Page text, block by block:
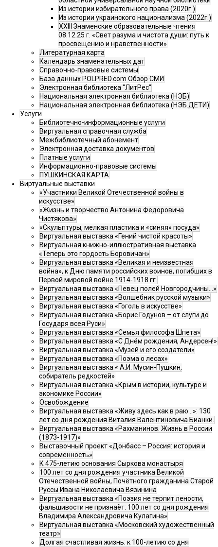
Из истории избирательного права (2020г.)
Из истории украинского национализма (2022г.)
XXIII Знаменские образовательные чтения
08.12.25 г. «Свет разума и чистота души: путь к
просвещению и нравственности»
Литературная карта
Календарь знаменательных дат
Справочно-правовые системы
База данных POLPRED.com Обзор СМИ
Электронная библиотека "ЛитРес"
Национальная электронная библиотека (НЭБ)
Национальная электронная библиотека (НЭБ.ДЕТИ)
Услуги
Библиотечно-информационные услуги
Виртуальная справочная служба
Межбиблиотечный абонемент
Электронная доставка документов
Платные услуги
Информационно-правовые системы
ПУШКИНСКАЯ КАРТА
Виртуальные выставки
«Участники Великой Отечественной войны в
искусстве»
«Жизнь и творчество Антонина Федоровича
Чистякова»
«Скульптуры, мелкая пластика и «синяя» посуда»
Виртуальная выставка «Гений чистой красоты»
Виртуальная книжно-иллюстративная выставка
«Теперь это гордость Боровичан»
Виртуальная выставка «Великая и неизвестная
война», к Дню памяти российских воинов, погибших в
Первой мировой войне 1914-1918 гг.
Виртуальная выставка «Певец полей Новгородчины…»
Виртуальная выставка «Волшебник русской музыки»
Виртуальная выставка «Гоголь в искусстве»
Виртуальная выставка «Борис Годунов – от слуги до
Государя всея Руси»
Виртуальная выставка «Семья философа Шпета»
Виртуальная выставка «С Днём рождения, Андерсен!»
Виртуальная выставка «Музей и его создатели»
Виртуальная выставка «Поэма о лесах»
Виртуальная выставка « А.И. Мусин-Пушкин,
собиратель редкостей»
Виртуальная выставка «Крым в истории, культуре и
экономике России»
Освобождение
Виртуальная выставка «Живу здесь как в раю…»: 130
лет со дня рождения Виталия Валентиновича Бианки.
Виртуальная выставка «Рахманинов. Жизнь в России
(1873-1917)»
Выставочный проект «Донбасс – Россия: история и
современность»
К 475-летию основания Сыркова монастыря
100 лет со дня рождения участника Великой
Отечественной войны, Почётного гражданина Старой
Руссы Ивана Николаевича Вязинина
Виртуальная выставка «Поэзия не терпит лености,
фальшивости не признаёт: 100 лет со дня рождения
Владимира Александровича Кулагина»
Виртуальная выставка «Московский художественный
театр»
Долгая счастливая жизнь: к 100-летию со дня